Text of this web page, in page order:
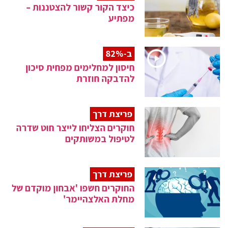
כיצד הקור קשור להצטננות –
מפתיע
ב-82%
חיסון למחלימים מפחית סיכון
להדבקה חוזרת
פריצת דרך
חוקרים הצליחו לייצר חוט שדרה
לטיפול במשותקים
פריצת דרך
החוקרים חשפו 'אבחון מוקדם של
מחלת האלצהיימר'